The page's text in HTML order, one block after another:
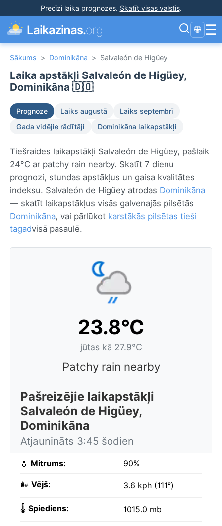
Precīzi laika prognozes. Skatīt visas valstis.
Laikazinas.org 🌐 ☰
Sākums > Dominikāna > Salvaleón de Higüey
Laika apstākļi Salvaleón de Higüey,
Dominikāna 🇩🇴
Prognoze Laiks augustā
Laiks septembrī
Gada vidējie rādītāji
Dominikāna laikapstākļi
Tiešraides laikapstākļi Salvaleón de Higüey, pašlaik
24°C ar patchy rain nearby. Skatīt 7 dienu
prognozi, stundas apstākļus un gaisa kvalitātes
indeksu. Salvaleón de Higüey atrodas Dominikāna
— skatīt laikapstākļus visās galvenajās pilsētās
Dominikāna, vai pārlūkot karstākās pilsētas tieši
tagadvisā pasaulē.
23.8°C
jūtas kā 27.9°C
Patchy rain nearby
Pašreizējie laikapstākļi
Salvaleón de Higüey,
Dominikāna
Atjaunināts 3:45 šodien
💧 Mitrums: 90%
🌬️ Vējš: 3.6 kph (111°)
🌡️ Spiediens: 1015.0 mb